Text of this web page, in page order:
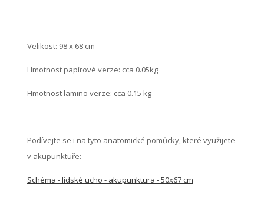
Velikost: 98 x 68 cm
Hmotnost papírové verze: cca 0.05kg
Hmotnost lamino verze: cca 0.15 kg
Podívejte se i na tyto anatomické pomůcky, které využijete
v akupunktuře:
Schéma - lidské ucho - akupunktura - 50x67 cm